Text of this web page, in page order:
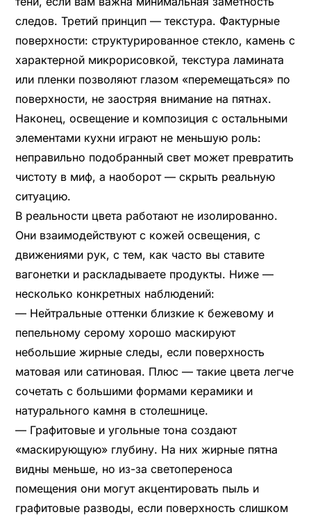
следов. Третий принцип — текстура. Фактурные
поверхности: структурированное стекло, камень с
характерной микрорисовкой, текстура ламината
или пленки позволяют глазом «перемещаться» по
поверхности, не заостряя внимание на пятнах.
Наконец, освещение и композиция с остальными
элементами кухни играют не меньшую роль:
неправильно подобранный свет может превратить
чистоту в миф, а наоборот — скрыть реальную
ситуацию.
В реальности цвета работают не изолированно.
Они взаимодействуют с кожей освещения, с
движениями рук, с тем, как часто вы ставите
вагонетки и раскладываете продукты. Ниже —
несколько конкретных наблюдений:
— Нейтральные оттенки близкие к бежевому и
пепельному серому хорошо маскируют
небольшие жирные следы, если поверхность
матовая или сатиновая. Плюс — такие цвета легче
сочетать с большими формами керамики и
натурального камня в столешнице.
— Графитовые и угольные тона создают
«маскирующую» глубину. На них жирные пятна
видны меньше, но из-за светопереноса
помещения они могут акцентировать пыль и
графитовые разводы, если поверхность слишком